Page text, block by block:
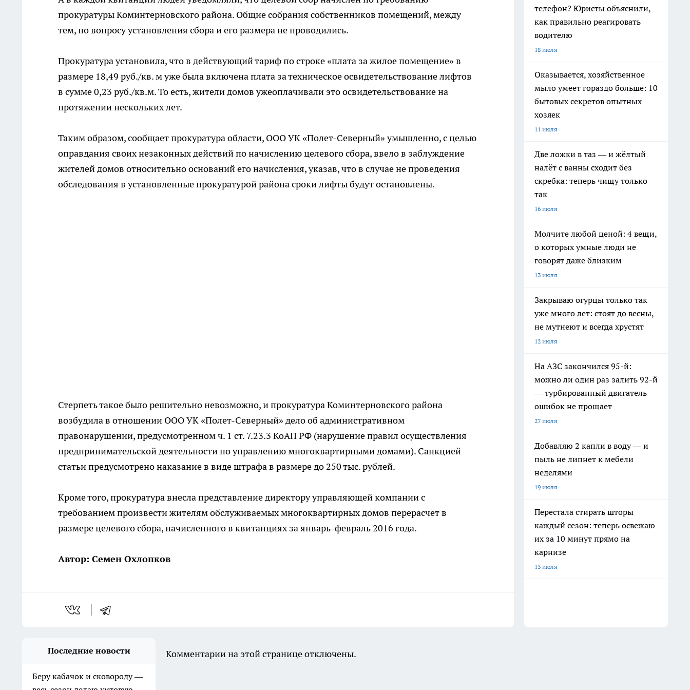
прокуратуры Коминтерновского района. Общие собрания собственников помещений, между
тем, по вопросу установления сбора и его размера не проводились.
Прокуратура установила, что в действующий тариф по строке «плата за жилое помещение» в
размере 18,49 руб./кв. м уже была включена плата за техническое освидетельствование лифтов
в сумме 0,23 руб./кв.м. То есть, жители домов ужеоплачивали это освидетельствование на
протяжении нескольких лет.
Таким образом, сообщает прокуратура области, ООО УК «Полет-Северный» умышленно, с целью
оправдания своих незаконных действий по начислению целевого сбора, ввело в заблуждение
жителей домов относительно оснований его начисления, указав, что в случае не проведения
обследования в установленные прокуратурой района сроки лифты будут остановлены.
Стерпеть такое было решительно невозможно, и прокуратура Коминтерновского района
возбудила в отношении ООО УК «Полет-Северный» дело об административном
правонарушении, предусмотренном ч. 1 ст. 7.23.3 КоАП РФ (нарушение правил осуществления
предпринимательской деятельности по управлению многоквартирными домами). Санкцией
статьи предусмотрено наказание в виде штрафа в размере до 250 тыс. рублей.
Кроме того, прокуратура внесла представление директору управляющей компании с
требованием произвести жителям обслуживаемых многоквартирных домов перерасчет в
размере целевого сбора, начисленного в квитанциях за январь-февраль 2016 года.
Автор: Семен Охлопков
телефон? Юристы объяснили,
как правильно реагировать
водителю
18 июля
Оказывается, хозяйственное
мыло умеет гораздо больше: 10
бытовых секретов опытных
хозяек
11 июля
Две ложки в таз — и жёлтый
налёт с ванны сходит без
скребка: теперь чищу только
так
16 июля
Молчите любой ценой: 4 вещи,
о которых умные люди не
говорят даже близким
13 июля
Закрываю огурцы только так
уже много лет: стоят до весны,
не мутнеют и всегда хрустят
12 июля
На АЗС закончился 95-й:
можно ли один раз залить 92-й
— турбированный двигатель
ошибок не прощает
27 июля
Добавляю 2 капли в воду — и
пыль не липнет к мебели
неделями
19 июля
Перестала стирать шторы
каждый сезон: теперь освежаю
их за 10 минут прямо на
карнизе
13 июля
Последние новости
Беру кабачок и сковороду —
Комментарии на этой странице отключены.